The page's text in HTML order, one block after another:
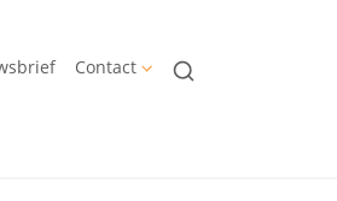
Contact